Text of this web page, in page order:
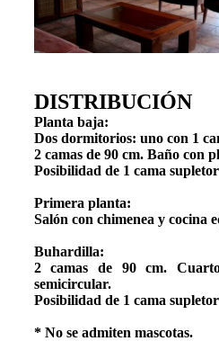
DISTRIBUCIÓN
Planta baja:
Dos dormitorios: uno con 1
2 camas de 90 cm. Baño con
Posibilidad de 1 cama
Primera planta:
Salón con chimenea y cocina
Buhardilla:
2 camas de 90 cm.
semicircular.
Posibilidad de 1 cama
* No se admiten mascotas.